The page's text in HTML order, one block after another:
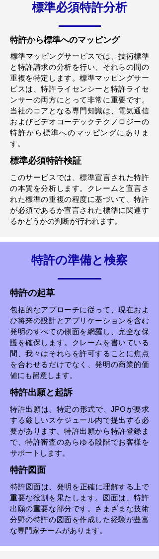
標準必須特許分析
特許から標準へのマッピング
標準マッピングサービスでは、技術標準
と特許請求の分析を行い、それらの間の
重複を特定します。標準マッピングサー
ビスは、特許ライセンシーと特許ライセ
ンサーの両方にとって非常に重要です。
当社のコアとなる専門知識は、電気通信
およびビデオコーデックテクノロジーの
特許から標準へのマッピングにありま
す。
標準必須特許検証
このサービスでは、標準宣言された特許
の本質を分析します。クレームと宣言さ
れた標準の重複の程度に基づいて、特許
が必須であるか宣言された標準に関連す
るかどうかの判断が行われます。
特許の準備と検察
特許の起草
包括的なアプローチに従って、現在およ
び将来の設計とアプリケーションを含む
発明のすべての側面を網羅し、完全な保
護を確保します。クレームを書いている
間、我々はそれらを許可することに焦点
を合わせるだけでなく、発明の商業的価
値にも留意します。
特許出願と起訴
特許出願は、特定の形式で、JPOが要求
する厳しいスケジュール内で提出する必
要があります。特許出願から特許登録ま
で、特許審査のあらゆる段階でお客様を
サポートします。
特許図面
特許図面は、発明を正確に理解する上で
重要な役割を果たします。図面は、特許
出願の重要な部分です。さまざまな技術
分野の特許の図面を作成した経験が豊富
な専門家チームがあります。